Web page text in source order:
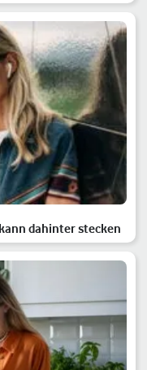
dahinter stecken